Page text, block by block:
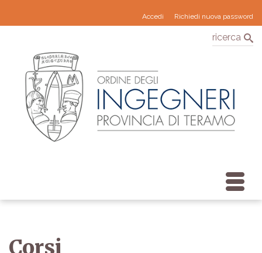
Accedi Richiedi nuova password
ricerca